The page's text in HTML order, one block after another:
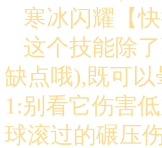
寒冰闪耀【快
这个技能除
缺点哦),既可
1:别看它伤害
球滚过的碾压